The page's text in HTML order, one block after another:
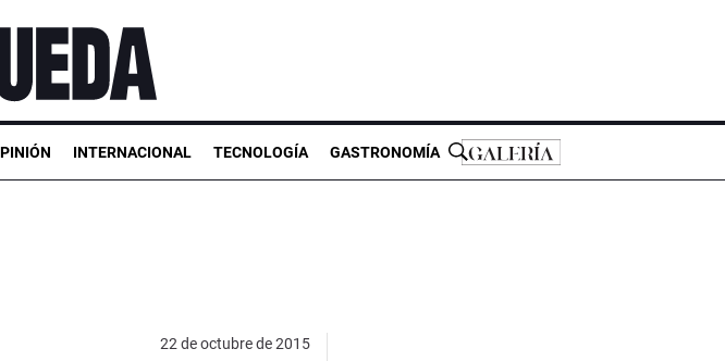
INTERNACIONAL TECNOLOGÍA GASTRONOMÍA
22 de octubre de 2015